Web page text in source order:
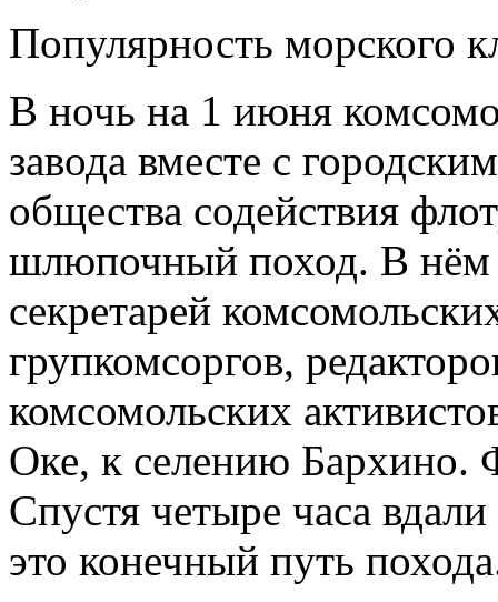
Популярность морского
В ночь на 1 июня
завода вместе с
общества содействия
шлюпочный поход. В нём
секретарей
групкомсоргов,
комсомольских
Оке, к селению Бархино.
Спустя четыре часа
это конечный путь